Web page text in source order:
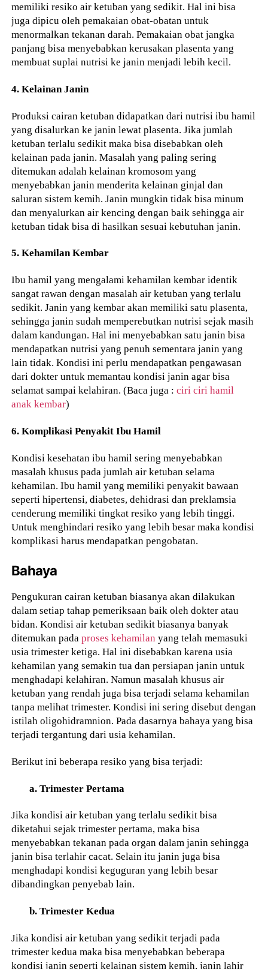
memiliki resiko air ketuban yang sedikit. Hal ini bisa
juga dipicu oleh pemakaian obat-obatan untuk
menormalkan tekanan darah. Pemakaian obat jangka
panjang bisa menyebabkan kerusakan plasenta yang
membuat suplai nutrisi ke janin menjadi lebih kecil.
4. Kelainan Janin
Produksi cairan ketuban didapatkan dari nutrisi ibu hamil
yang disalurkan ke janin lewat plasenta. Jika jumlah
ketuban terlalu sedikit maka bisa disebabkan oleh
kelainan pada janin. Masalah yang paling sering
ditemukan adalah kelainan kromosom yang
menyebabkan janin menderita kelainan ginjal dan
saluran sistem kemih. Janin mungkin tidak bisa minum
dan menyalurkan air kencing dengan baik sehingga air
ketuban tidak bisa di hasilkan sesuai kebutuhan janin.
5. Kehamilan Kembar
Ibu hamil yang mengalami kehamilan kembar identik
sangat rawan dengan masalah air ketuban yang terlalu
sedikit. Janin yang kembar akan memiliki satu plasenta,
sehingga janin sudah memperebutkan nutrisi sejak masih
dalam kandungan. Hal ini menyebabkan satu janin bisa
mendapatkan nutrisi yang penuh sementara janin yang
lain tidak. Kondisi ini perlu mendapatkan pengawasan
dari dokter untuk memantau kondisi janin agar bisa
selamat sampai kelahiran. (Baca juga :ciri ciri hamil
anak kembar)
6. Komplikasi Penyakit Ibu Hamil
Kondisi kesehatan ibu hamil sering menyebabkan
masalah khusus pada jumlah air ketuban selama
kehamilan. Ibu hamil yang memiliki penyakit bawaan
seperti hipertensi, diabetes, dehidrasi dan preklamsia
cenderung memiliki tingkat resiko yang lebih tinggi.
Untuk menghindari resiko yang lebih besar maka kondisi
komplikasi harus mendapatkan pengobatan.
Bahaya
Pengukuran cairan ketuban biasanya akan dilakukan
dalam setiap tahap pemeriksaan baik oleh dokter atau
bidan. Kondisi air ketuban sedikit biasanya banyak
ditemukan padaproses kehamilan yang telah memasuki
usia trimester ketiga. Hal ini disebabkan karena usia
kehamilan yang semakin tua dan persiapan janin untuk
menghadapi kelahiran. Namun masalah khusus air
ketuban yang rendah juga bisa terjadi selama kehamilan
tanpa melihat trimester. Kondisi ini sering disebut dengan
istilah oligohidramnion. Pada dasarnya bahaya yang bisa
terjadi tergantung dari usia kehamilan.
Berikut ini beberapa resiko yang bisa terjadi:
a. Trimester Pertama
Jika kondisi air ketuban yang terlalu sedikit bisa
diketahui sejak trimester pertama, maka bisa
menyebabkan tekanan pada organ dalam janin sehingga
janin bisa terlahir cacat. Selain itu janin juga bisa
menghadapi kondisi keguguran yang lebih besar
dibandingkan penyebab lain.
b. Trimester Kedua
Jika kondisi air ketuban yang sedikit terjadi pada
trimester kedua maka bisa menyebabkan beberapa
kondisi janin seperti kelainan sistem kemih, janin lahir